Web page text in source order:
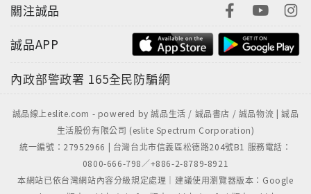
關注誠品
誠品APP
內政部警政署 165全民防騙網
誠品線上eslite.com - powered by 誠品生活 / 誠品書店 / 誠品物流 | 誠品
生活股份有限公司 (eslite Spectrum Corporation)
統一編號：27952966 | 台灣台北市信義區松德路204號B1 服務電話：
0800-666-798／+886-2-8789-8921
本網站已依台灣網站內容分級規定處理｜建議使用瀏覽器版本：Google